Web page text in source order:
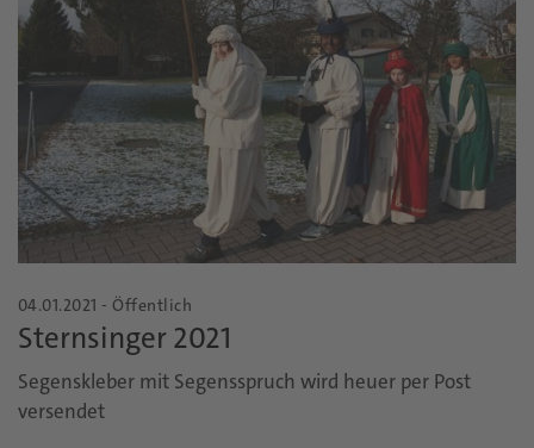
04.01.2021 - Öffentlich
Sternsinger 2021
Segenskleber mit Segensspruch wird heuer per Post
versendet